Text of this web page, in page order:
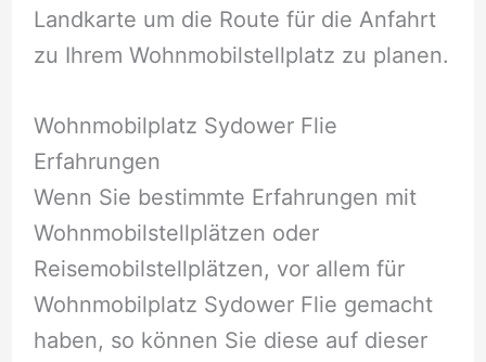
Landkarte um die Route für die Anfahrt
zu Ihrem Wohnmobilstellplatz zu planen.
Wohnmobilplatz Sydower Flie
Erfahrungen
Wenn Sie bestimmte Erfahrungen mit
Wohnmobilstellplätzen oder
Reisemobilstellplätzen, vor allem für
Wohnmobilplatz Sydower Flie gemacht
haben, so können Sie diese auf dieser